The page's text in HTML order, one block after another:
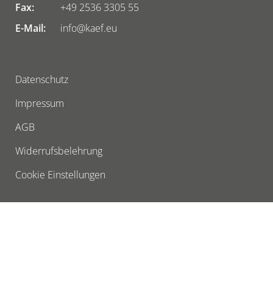
Fax:
+49 2536 3305 55
E-Mail:
info@kaef.eu
Datenschutz
Impressum
AGB
Widerrufsbelehrung
Cookie Einstellungen